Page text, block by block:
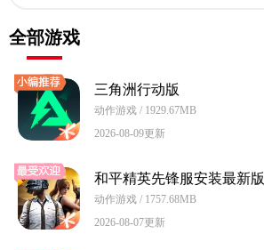
全部游戏
三角洲行动版
动作游戏 / 1929.67MB
2026-08-09更新
和平精英先锋服安装最新版
动作游戏 / 1757.68MB
2026-08-07更新